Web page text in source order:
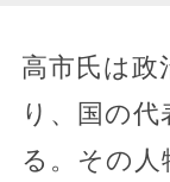
高市氏は政
り、国の
る。その人